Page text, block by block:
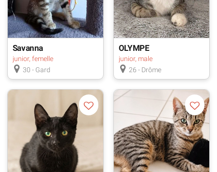
Savanna
junior, femelle
30 - Gard
OLYMPE
junior, male
26 - Drôme